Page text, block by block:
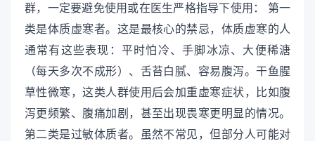
群，一定要避免使用或在医生严格指导下使用： 第一
类是体质虚寒者。这是最核心的禁忌，体质虚寒的人
通常有这些表现：平时怕冷、手脚冰凉、大便稀溏
（每天多次不成形）、舌苔白腻、容易腹泻。干鱼腥
草性微寒，这类人群使用后会加重虚寒症状，比如腹
泻更频繁、腹痛加剧，甚至出现畏寒更明显的情况。
第二类是过敏体质者。虽然不常见，但部分人可能对